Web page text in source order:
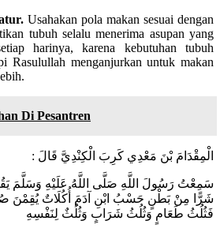
Usahakan pola makan sesuai dengan
tubuh selalu menerima asupan yang
harinya, karena kebutuhan tubuh
Rasulullah menganjurkan untuk makan
Di Pesantren
: الْمِقْدَامَ بْنَ مَعْدِي كَرِبَ الْكِنْدِيَّ قَالَ
سَمِعْتُ رَسُولَ اللَّهِ صَلَّى اللَّهُ عَلَيْهِ وَسَلَّمَ
شَرًّا مِنْ بَطْنٍ حَسْبُ ابْنِ آدَمَ أُكُلَاتٌ يُقِمْنَ
فَثُلُثُ طَعَامٍ وَثُلُثُ شَرَابٍ وَثُلُثٌ لِنَفْسِهِ